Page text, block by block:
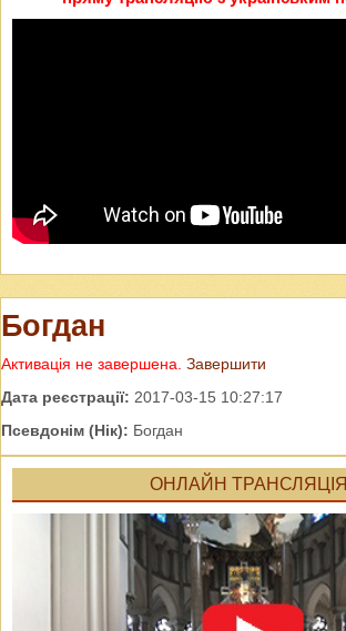
Богдан
Активація не завершена. Завершити
Дата реєстрації: 2017-03-15 10:27:17
Псевдонім (Нік): Богдан
ОНЛАЙН ТРАНСЛЯЦІЯ